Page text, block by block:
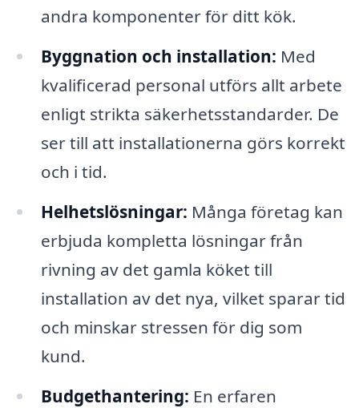
andra komponenter för ditt kök.
Byggnation och installation: Med
kvalificerad personal utförs allt arbete
enligt strikta säkerhetsstandarder. De
ser till att installationerna görs korrekt
och i tid.
Helhetslösningar: Många företag kan
erbjuda kompletta lösningar från
rivning av det gamla köket till
installation av det nya, vilket sparar tid
och minskar stressen för dig som
kund.
Budgethantering: En erfaren